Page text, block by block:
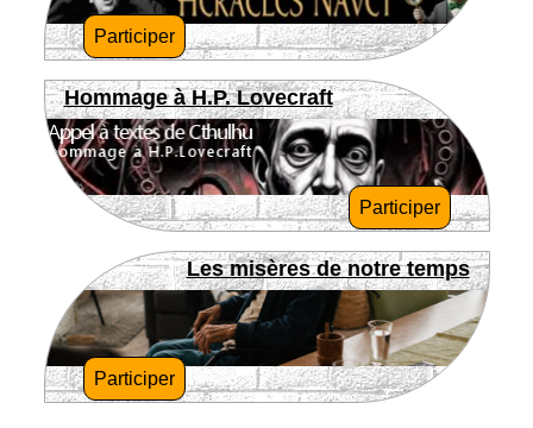
Participer
Hommage à H.P. Lovecraft
Participer
Les misères de notre temps
Participer